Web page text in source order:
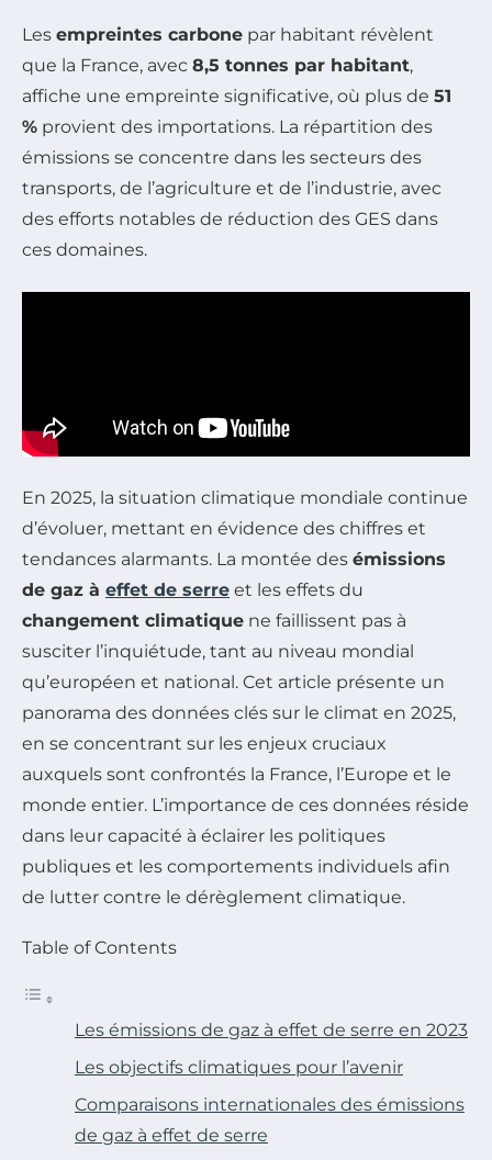
Les empreintes carbone par habitant révèlent
que la France, avec 8,5 tonnes par habitant,
affiche une empreinte significative, où plus de 51
% provient des importations. La répartition des
émissions se concentre dans les secteurs des
transports, de l’agriculture et de l’industrie, avec
des efforts notables de réduction des GES dans
ces domaines.
En 2025, la situation climatique mondiale continue
d’évoluer, mettant en évidence des chiffres et
tendances alarmants. La montée des émissions
de gaz à effet de serre et les effets du
changement climatique ne faillissent pas à
susciter l’inquiétude, tant au niveau mondial
qu’européen et national. Cet article présente un
panorama des données clés sur le climat en 2025,
en se concentrant sur les enjeux cruciaux
auxquels sont confrontés la France, l’Europe et le
monde entier. L’importance de ces données réside
dans leur capacité à éclairer les politiques
publiques et les comportements individuels afin
de lutter contre le dérèglement climatique.
Table of Contents
Les émissions de gaz à effet de serre en 2023
Les objectifs climatiques pour l’avenir
Comparaisons internationales des émissions
de gaz à effet de serre